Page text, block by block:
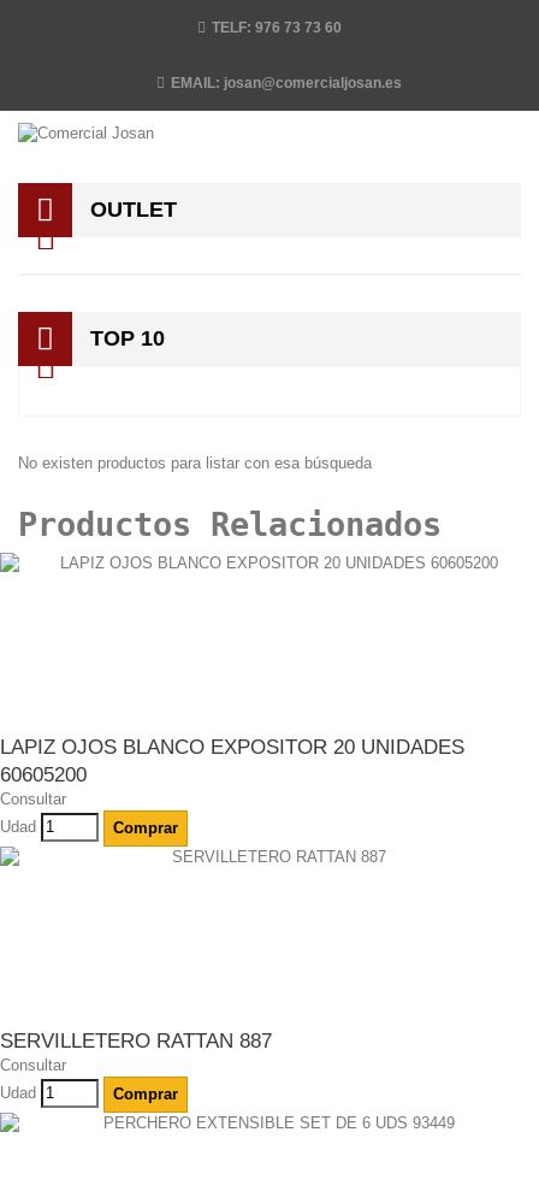
TELF: 976 73 73 60
EMAIL: josan@comercialjosan.es
OUTLET
TOP 10
No existen productos para listar con esa búsqueda
Productos Relacionados
LAPIZ OJOS BLANCO EXPOSITOR 20 UNIDADES
60605200
Consultar
Udad
Comprar
SERVILLETERO RATTAN 887
Consultar
Udad
Comprar